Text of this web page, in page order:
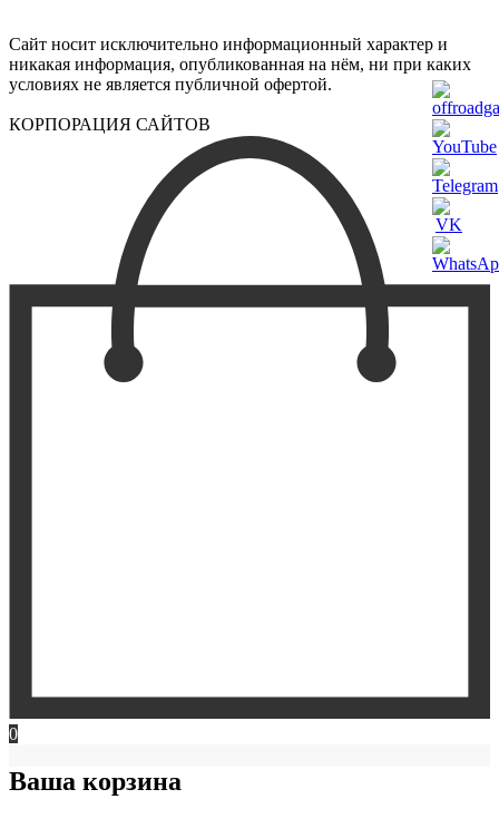
Сайт носит исключительно информационный характер и
никакая информация, опубликованная на нём, ни при каких
условиях не является публичной офертой.
КОРПОРАЦИЯ САЙТОВ
0
Ваша корзина